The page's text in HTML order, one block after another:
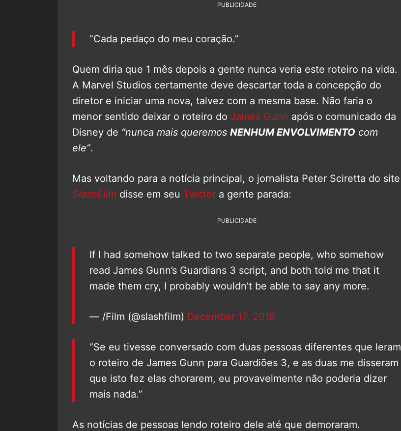
PUBLICIDADE
“Cada pedaço do meu coração.”
Quem diria que 1 mês depois a gente nunca veria este roteiro na vida.
A Marvel Studios certamente deve descartar toda a concepção do
diretor e iniciar uma nova, talvez com a mesma base. Não faria o
menor sentido deixar o roteiro do James Gunn após o comunicado da
Disney de “nunca mais queremos NENHUM ENVOLVIMENTO com
ele”.
Mas voltando para a notícia principal, o jornalista Peter Sciretta do site
SlashFilm disse em seu Twitter a gente parada:
PUBLICIDADE
If I had somehow talked to two separate people, who somehow
read James Gunn’s Guardians 3 script, and both told me that it
made them cry, I probably wouldn’t be able to say any more.
— /Film (@slashfilm) December 17, 2018
“Se eu tivesse conversado com duas pessoas diferentes que leram
o roteiro de James Gunn para Guardiões 3, e as duas me disseram
que isto fez elas chorarem, eu provavelmente não poderia dizer
mais nada.”
As notícias de pessoas lendo roteiro dele até que demoraram.